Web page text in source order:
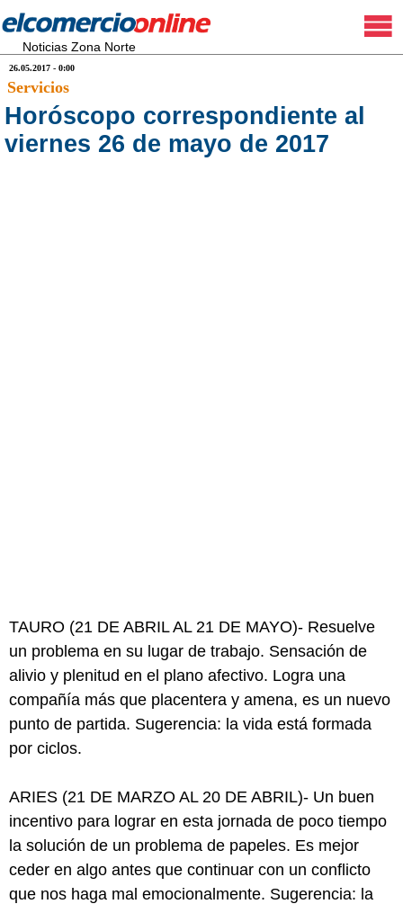
Noticias Zona Norte
26.05.2017 - 0:00
Servicios
Horóscopo correspondiente al
viernes 26 de mayo de 2017
TAURO (21 DE ABRIL AL 21 DE MAYO)- Resuelve
un problema en su lugar de trabajo. Sensación de
alivio y plenitud en el plano afectivo. Logra una
compañía más que placentera y amena, es un nuevo
punto de partida. Sugerencia: la vida está formada
por ciclos.
ARIES (21 DE MARZO AL 20 DE ABRIL)- Un buen
incentivo para lograr en esta jornada de poco tiempo
la solución de un problema de papeles. Es mejor
ceder en algo antes que continuar con un conflicto
que nos haga mal emocionalmente. Sugerencia: la